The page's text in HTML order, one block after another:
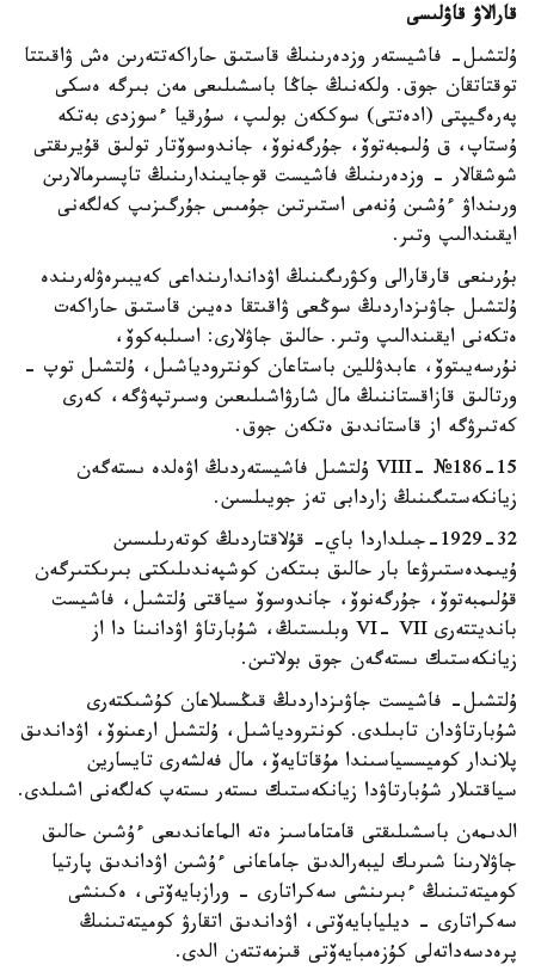
قارالاۋ قاۋلىسى
ۇلتشىل- فاشيستەر وزدەرىنىڭ قاستىق حاراكەتتەرىن ەش ۋاقىتتا
توقتاتقان جوق. ولكەنىڭ جاڭا باسشىلىعى مەن بىرگە ەسكى
پەرەگيپتى (ادەتتى) سوككەن بولىپ، سۇرقيا ءسوزدى بەتكە
ۇستاپ، ق ۇلىمبەتوۆ، جۇرگەنوۆ، جاندوسوۆتار تولىق قۇيرىقتى
شوشقالار - وزدەرىنىڭ فاشيست قوجايىندارىنىڭ تاپسىرمالارىن
ورىنداۋ ءۇشىن ۇنەمى استىرتىن جۇمىس جۇرگىزىپ كەلگەنى
ايقىندالىپ وتىر.
بۇرىنعى قارقارالى وكۋرىگىنىڭ اۋداندارىنداعى كەيبىرەۋلەرىندە
ۇلتشىل جاۋىزداردىڭ سوڭعى ۋاقىتقا دەيىن قاستىق حاراكەت
ەتكەنى ايقىندالىپ وتىر. حالىق جاۋلارى: اسىلبەكوۆ،
نۇرسەيىتوۆ، عابدۋللين باستاعان كونترودياشىل، ۇلتشىل توپ -
ورتالىق قازاقستاننىڭ مال شارۋاشىلىعىن وسىرتپەۋگە، كەرى
كەتىرۋگە از قاستاندىق ەتكەن جوق.
15-VIII- №186 ۇلتشىل فاشيستەردىڭ اۋەلدە ىستەگەن
زيانكەستىگىنىڭ زاردابى تەز جويىلسىن.
1929-32-جىلداردا باي- قۇلاقتاردىڭ كوتەرىلىسىن
ۇيىمدەستىرۋعا بار حالىق بىتكەن كوشپەندىلىكتى بىرىكتىرگەن
قۇلىمبەتوۆ، جۇرگەنوۆ، جاندوسوۆ سياقتى ۇلتشىل، فاشيست
بانديتتەرى VI- VII وبلىستىڭ، شۇبارتاۋ اۋدانىنا دا از
زيانكەستىك ىستەگەن جوق بولاتىن.
ۇلتشىل- فاشيست جاۋىزداردىڭ قىڭسىلاعان كۇشىكتەرى
شۇبارتاۋدان تابىلدى. كونترودياشىل، ۇلتشىل ارعىنوۆ، اۋداندىق
پلاندار كوميسسياسىندا مۇقاتايەۆ، مال فەلشەرى تايسارين
سياقتىلار شۇبارتاۋدا زيانكەستىك ىستەر ىستەپ كەلگەنى اشىلدى.
الدىمەن باسشىلىقتى قامتاماسىز ەتە الماعاندىعى ءۇشىن حالىق
جاۋلارىنا شىرىك ليبەرالدىق جاماعانى ءۇشىن اۋداندىق پارتيا
كوميتەتىنىڭ ءبىرىنشى سەكراتارى - ورازبايەۆتى، ەكىنشى
سەكراتارى - ديليابايەۆتى، اۋداندىق اتقارۋ كوميتەتىنىڭ
پرەدسەداتەلى كۇزەمبايەۆتى قىزمەتتەن الدى.